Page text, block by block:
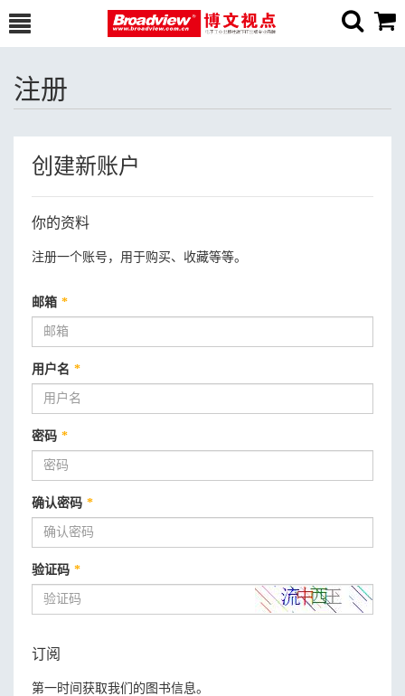
注册
创建新账户
你的资料
注册一个账号，用于购买、收藏等等。
邮箱 *
用户名 *
密码 *
确认密码 *
验证码 *
订阅
第一时间获取我们的图书信息。